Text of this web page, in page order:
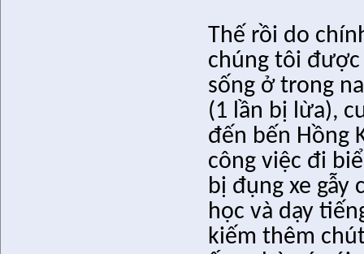
Thế rồi do
chúng tôi
sống ở trong
(1 lần bị lừa),
đến bến Hồng
công việc đi
bị đụng xe gẫy
học và dạy
kiếm thêm